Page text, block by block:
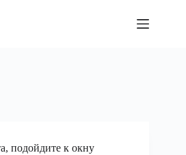
подойдите к окну